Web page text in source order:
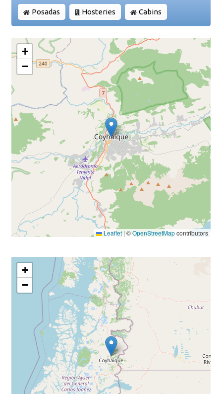
Posadas Hosteries Cabins
+
−
Leaflet | ©OpenStreetMapcontributors
+
−